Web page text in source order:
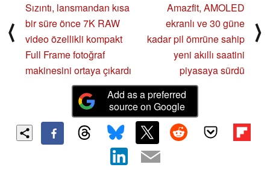
⟨
Sızıntı, lansmandan kısa
bir süre önce 7K RAW
video özellikli kompakt
Full Frame fotoğraf
makinesini ortaya çıkardı
Amazfit, AMOLED
ekranlı ve 30 güne
kadar pil ömrüne sahip
yeni akıllı saatini
piyasaya sürdü
⟩
Add as a preferred
source on Google